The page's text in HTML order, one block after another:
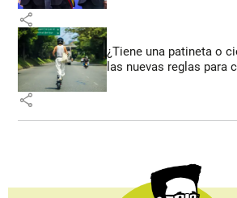
share
¿Tiene una patineta o
las nuevas reglas para
share